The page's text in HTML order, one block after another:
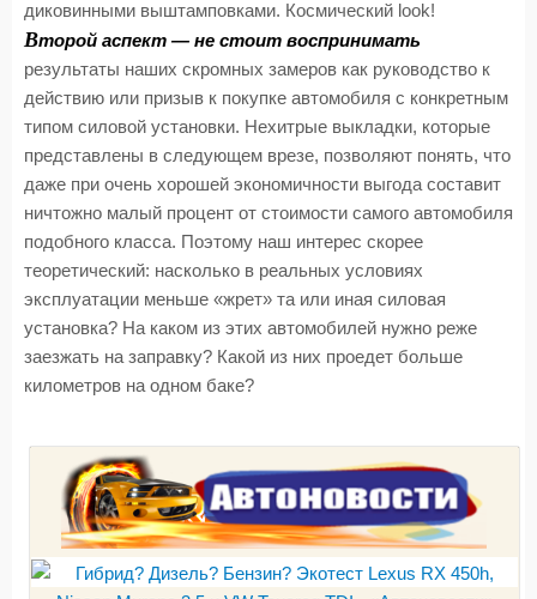
диковинными выштамповками. Космический look!
Второй аспект — не стоит воспринимать
результаты наших скромных замеров как руководство к
действию или призыв к покупке автомобиля с конкретным
типом силовой установки. Нехитрые выкладки, которые
представлены в следующем врезе, позволяют понять, что
даже при очень хорошей экономичности выгода составит
ничтожно малый процент от стоимости самого автомобиля
подобного класса. Поэтому наш интерес скорее
теоретический: насколько в реальных условиях
эксплуатации меньше «жрет» та или иная силовая
установка? На каком из этих автомобилей нужно реже
заезжать на заправку? Какой из них проедет больше
километров на одном баке?